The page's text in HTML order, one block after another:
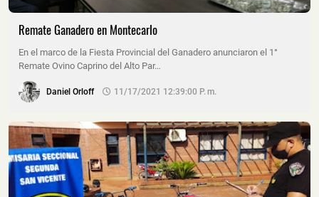
Remate Ganadero en Montecarlo
En el marco de la Fiesta Provincial del Ganadero anunciaron el 1°
Remate Ovino Caprino del Alto Par…
Daniel Orloff 11/17/2021 12:39:00 P. M.